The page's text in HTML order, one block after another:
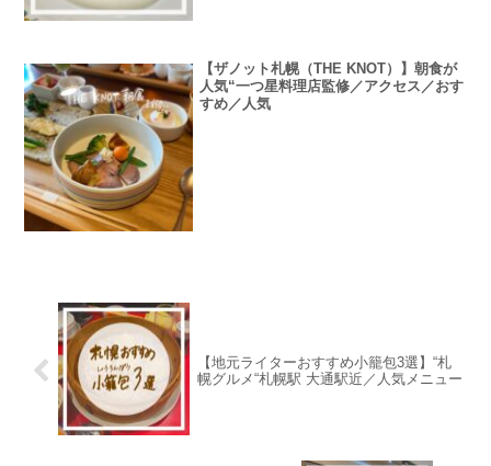
【ザノット札幌（THE KNOT）】朝食が
人気“一つ星料理店監修／アクセス／おす
すめ／人気
【地元ライターおすすめ小籠包3選】“札
幌グルメ“札幌駅 大通駅近／人気メニュー